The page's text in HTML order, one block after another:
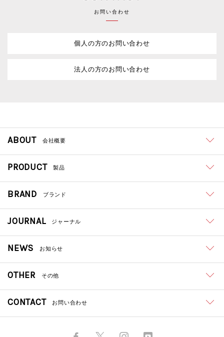
お問い合わせ
個人の方のお問い合わせ
法人の方のお問い合わせ
ABOUT 会社概要
PRODUCT 製品
BRAND ブランド
JOURNAL ジャーナル
NEWS お知らせ
OTHER その他
CONTACT お問い合わせ